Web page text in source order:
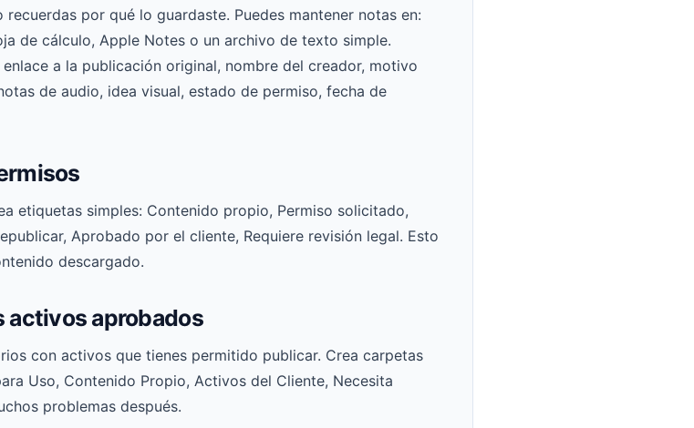
por qué lo guardaste. Puedes mantener notas en:
de cálculo, Apple Notes o un archivo de texto simple.
a la publicación original, nombre del creador, motivo
de audio, idea visual, estado de permiso, fecha de
etiquetas simples: Contenido propio, Permiso solicitado,
Aprobado por el cliente, Requiere revisión legal. Esto
descargado.
activos aprobados
con activos que tienes permitido publicar. Crea carpetas
Uso, Contenido Propio, Activos del Cliente, Necesita
problemas después.